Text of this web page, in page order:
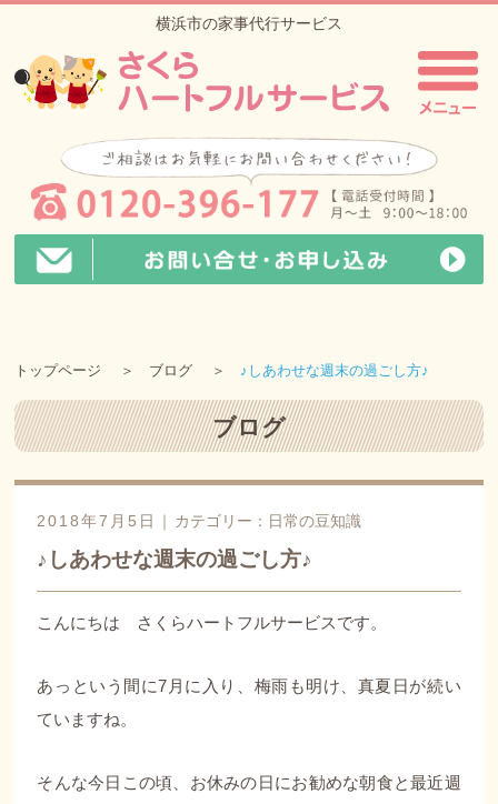
横浜市の家事代行サービス
トップページ ブログ ♪しあわせな週末の過ごし方♪
ブログ
2018年7月5日｜ カテゴリー： 日常の豆知識
♪しあわせな週末の過ごし方♪
こんにちは さくらハートフルサービスです。
あっという間に7月に入り、梅雨も明け、真夏日が続い
ていますね。
そんな今日この頃、お休みの日にお勧めな朝食と最近週